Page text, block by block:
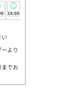
◯
18:00
い
より
までお